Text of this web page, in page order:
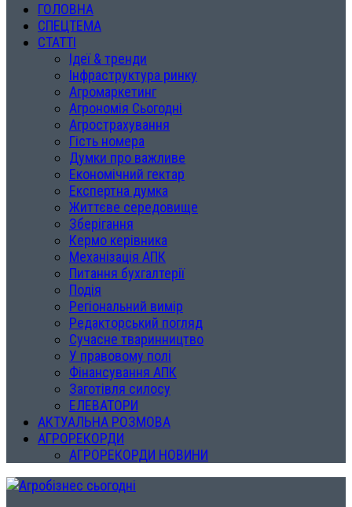
ГОЛОВНА
СПЕЦТЕМА
СТАТТІ
Ідеї & тренди
Інфраструктура ринку
Агромаркетинг
Агрономія Сьогодні
Агрострахування
Гість номера
Думки про важливе
Економічний гектар
Експертна думка
Життєве середовище
Зберігання
Кермо керівника
Механізація АПК
Питання бухгалтерії
Подія
Регіональний вимір
Редакторський погляд
Сучасне тваринництво
У правовому полі
Фінансування АПК
Заготівля силосу
ЕЛЕВАТОРИ
АКТУАЛЬНА РОЗМОВА
АГРОРЕКОРДИ
АГРОРЕКОРДИ НОВИНИ